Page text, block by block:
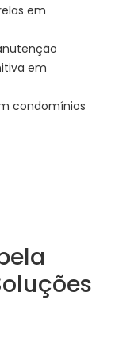
em
em
condomínios